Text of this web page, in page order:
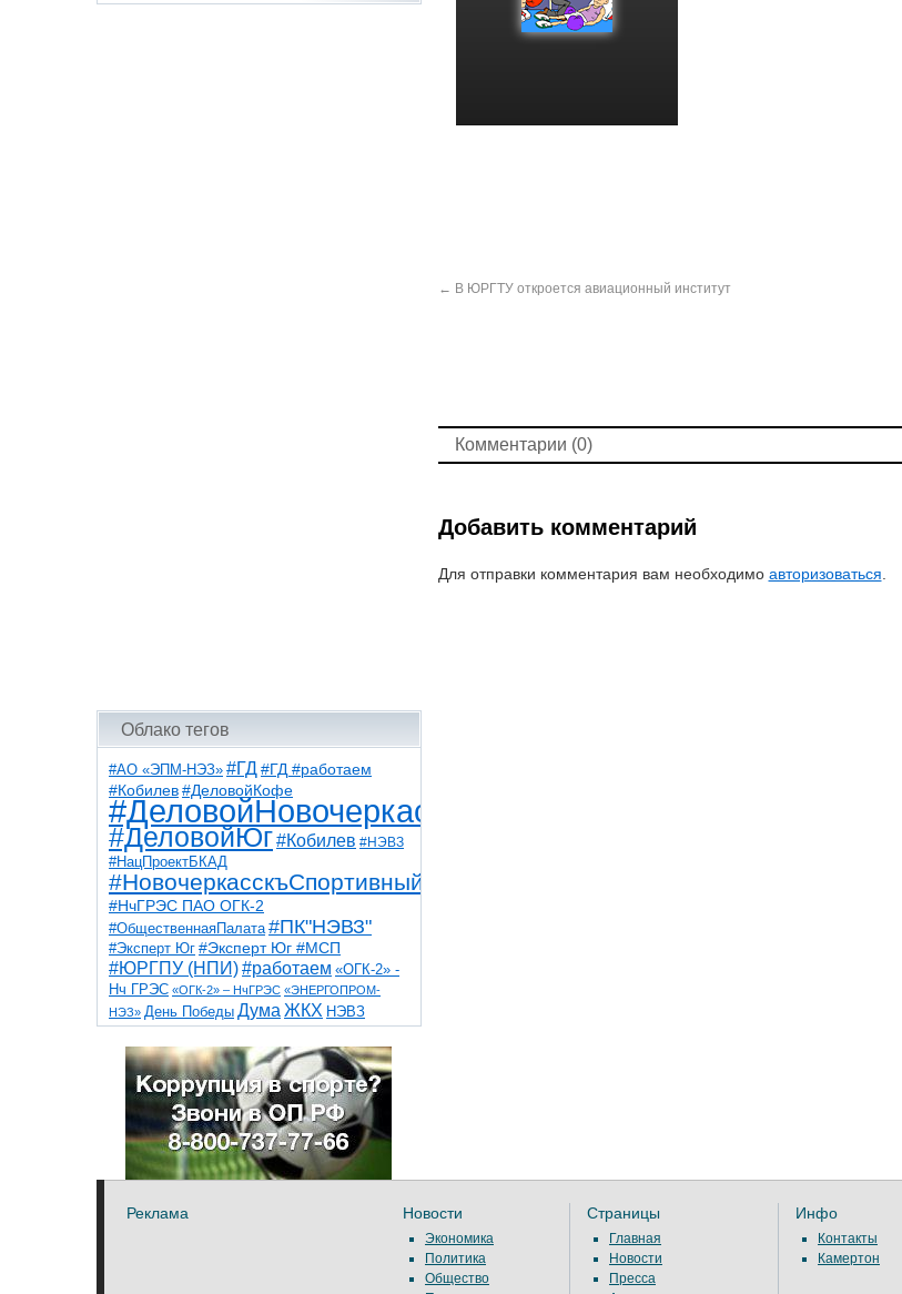
Облако тегов
#АО «ЭПМ-НЭЗ» #ГД #ГД #работаем
#Кобилев #ДеловойКофе
#ДеловойНовочеркасск
#ДеловойЮг#Кобилев #НЭВЗ
#НацПроектБКАД
#НовочеркасскъСпортивный
#НчГРЭС ПАО ОГК-2
#ОбщественнаяПалата #ПК"НЭВЗ"
#Эксперт Юг #Эксперт Юг #МСП
#ЮРГПУ (НПИ)#работаем «ОГК-2» -
Нч ГРЭС «ОГК-2» – НчГРЭС «ЭНЕРГОПРОМ-
НЭЗ» День Победы Дума ЖКХ НЭВЗ
НчГРЭС ТНТ
благоустройствоветераны выборы
детидороги казаки коррупция космос
общественная палата парк пожар роща
спорт театр транспорт художники
← В ЮРГТУ откроется авиационный институт
Комментарии (0)
Добавить комментарий
Для отправки комментария вам необходимо авторизоваться
Реклама Новости
Экономика
Политика
Общество
Страницы
Главная
Новости
Пресса
Инфо
Контакты
Камертон